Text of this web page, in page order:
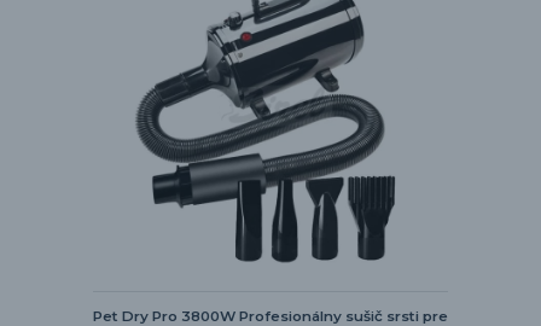
Pet Dry Pro 3800W Profesionálny sušič srsti pre